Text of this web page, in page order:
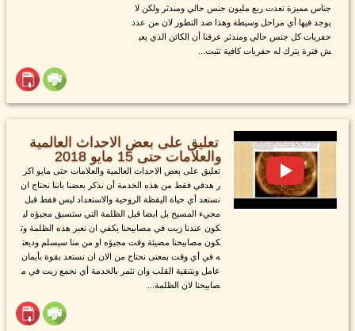
جناس مميزة تعدت ربع مليون جنس حالي ومندثر ولكن لا
يوجد فيها أي مراحل وسيطة وهذا ضد التطور لان من عدد
حفريات كل جنس حالي ومندثر عرفنا أن الكائن الذي يعي
ش فترة يترك له حفريات كافية تثبت...
تعليق على بعض الاحداث العالمية
والعلامات حتى 15 مايو 2018
تعليق على بعض الاحداث العالمية والعلامات حتى مايو اكر
ر هدفي فقط من هذه الخدمة أن نذكر بعضنا باننا نحتاج ان
نستعد أي حياة اليقظة الروحية والاستعداد ليس فقط قبل
مجيء المسيح بل ايضا قبل الظلمة التي ستسبق مجيؤه لي
كون عندنا زيت في مصابيحنا يكفي ان نعبر هذه الظلمة وت
كون مصابيحنا مضيئة وقت مجيؤه او من منا سيسلم وديعت
ه في أي وقت بمعنى نحتاج من الان ان نستعد بقوة بأيمان
عامل وبتنقية القلب وان نثمر بالخدمة أي نجمع زيت في م
صابيحنا لان الظلمة...